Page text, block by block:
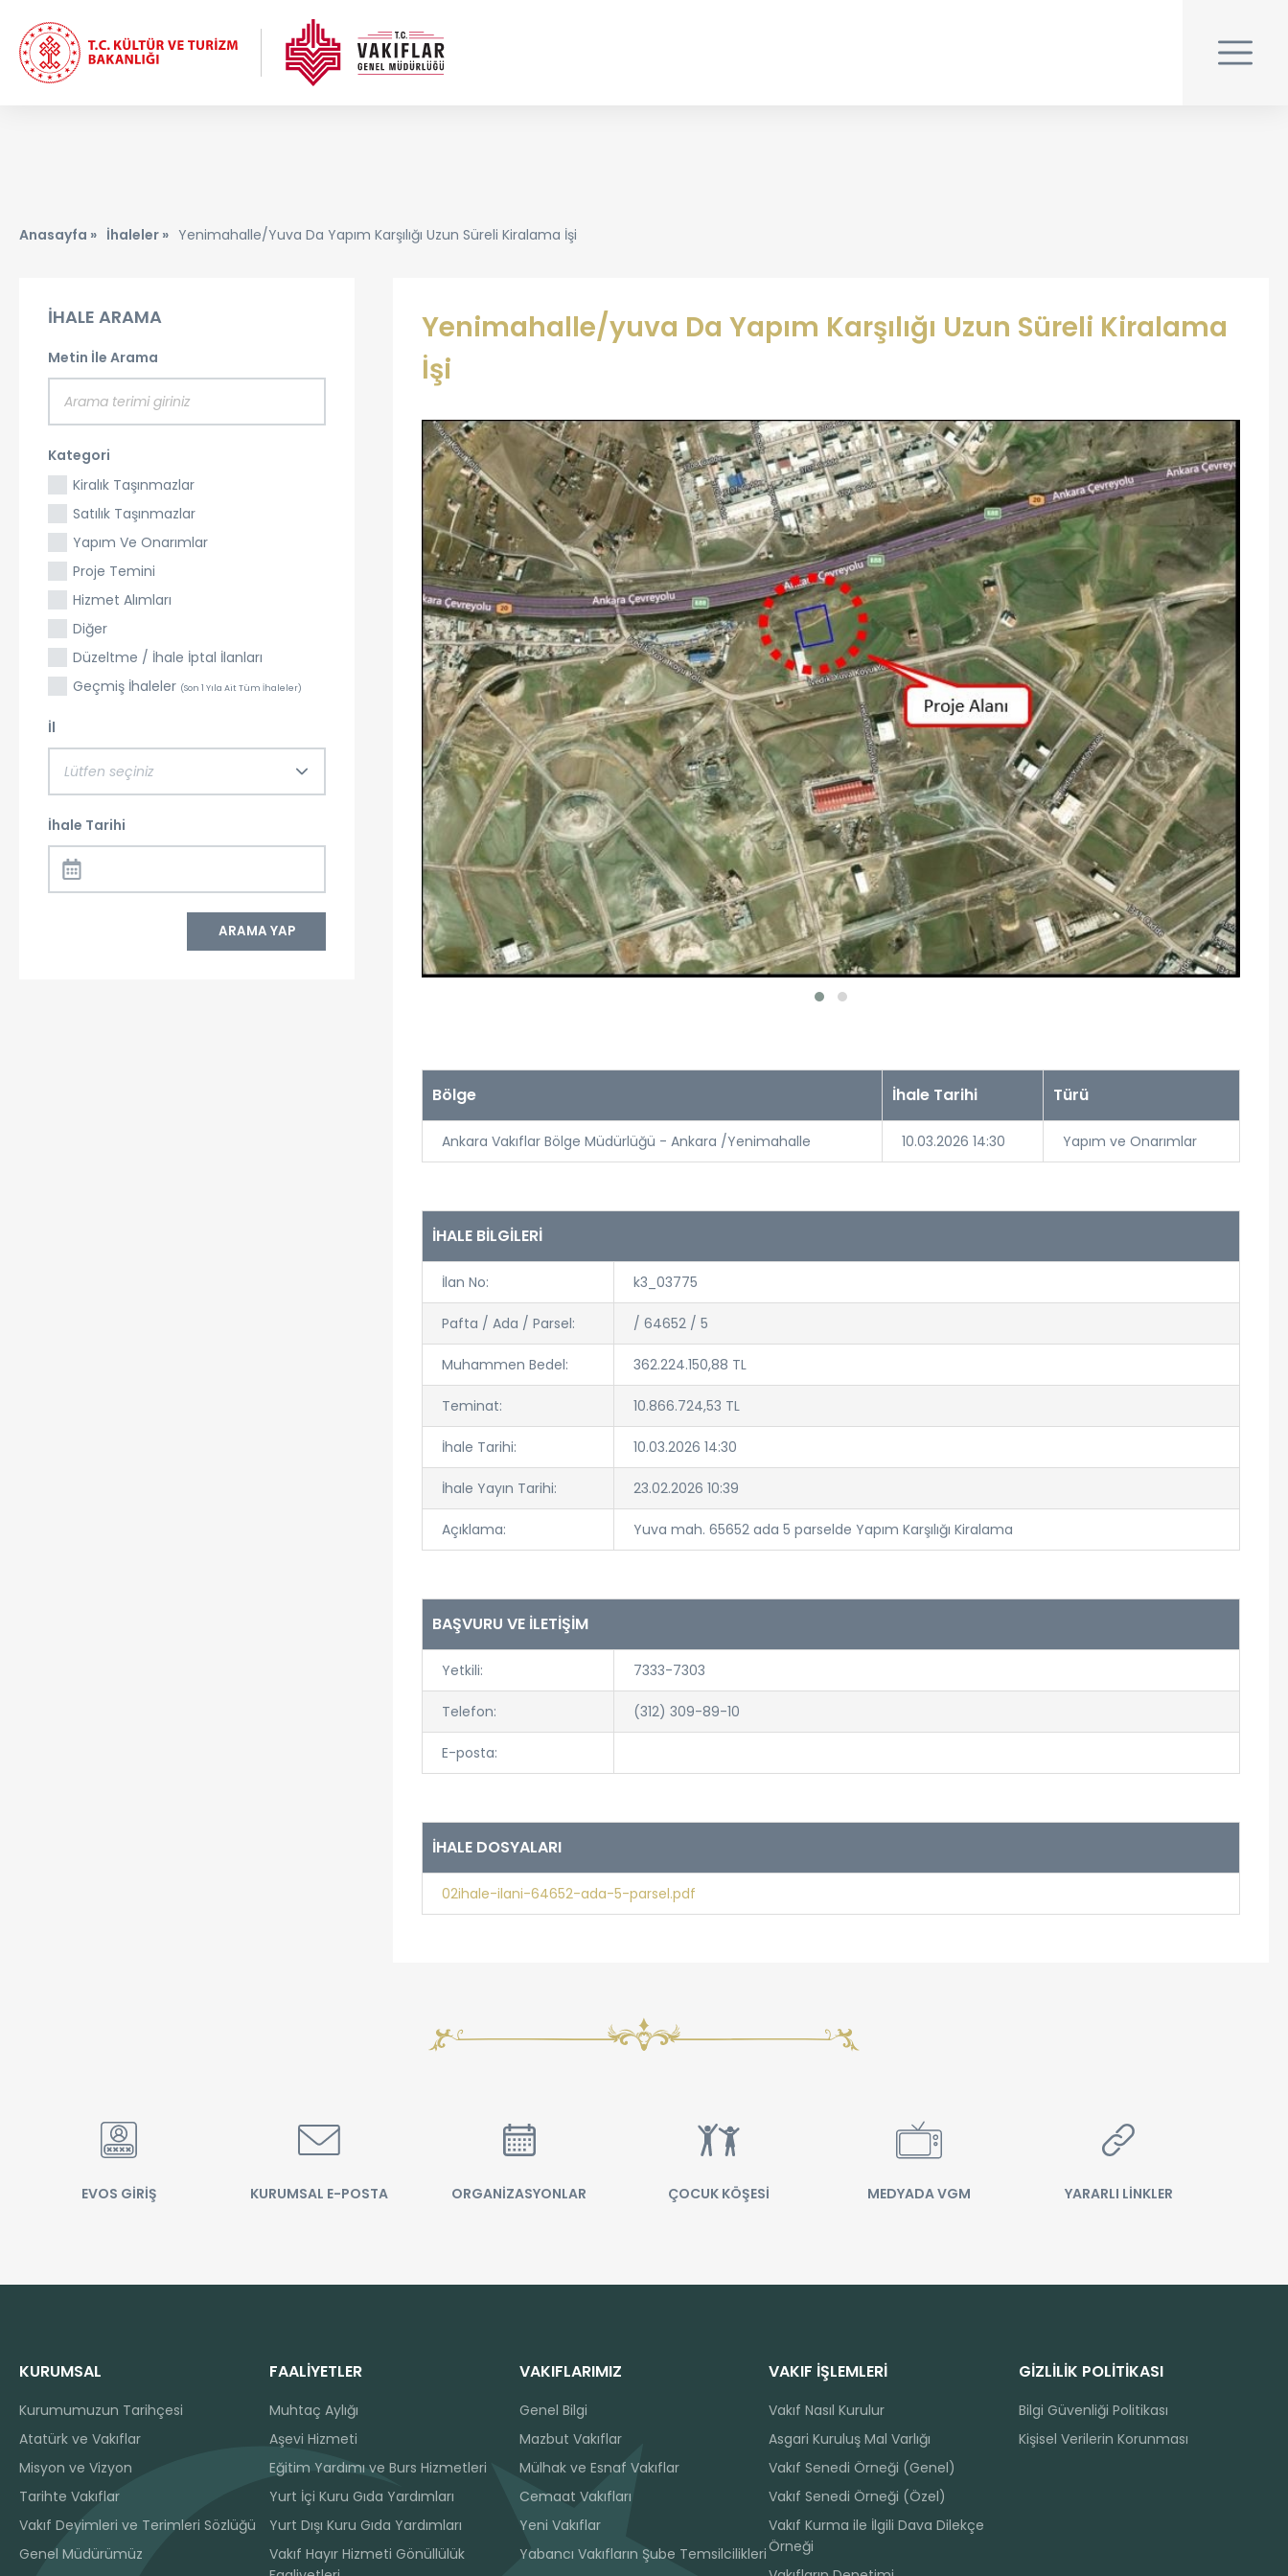
Anasayfa » İhaleler » Yenimahalle/yuva Da Yapım Karşılığı Uzun Süreli Kiralama İşi
İHALE ARAMA
Metin İle Arama
Kategori
Kiralık Taşınmazlar
Satılık Taşınmazlar
Yapım Ve Onarımlar
Proje Temini
Hizmet Alımları
Diğer
Düzeltme / İhale İptal İlanları
Geçmiş İhaleler (Son 1 Yıla Ait Tüm İhaleler)
İl
Lütfen seçiniz
İhale Tarihi
Yenimahalle/yuva Da Yapım Karşılığı Uzun Süreli Kiralama
İşi
Bölge İhale Tarihi Türü
Ankara Vakıflar Bölge Müdürlüğü - Ankara /Yenimahalle 10.03.2026 14:30 Yapım ve Onarımlar
İHALE BİLGİLERİ
İlan No: k3_03775
Pafta / Ada / Parsel: / 64652 / 5
Muhammen Bedel: 362.224.150,88 TL
Teminat: 10.866.724,53 TL
İhale Tarihi: 10.03.2026 14:30
İhale Yayın Tarihi: 23.02.2026 10:39
Açıklama: Yuva mah. 65652 ada 5 parselde Yapım Karşılığı Kiralama
BAŞVURU VE İLETİŞİM
Yetkili: 7333-7303
Telefon: (312) 309-89-10
E-posta:
İHALE DOSYALARI
02ihale-ilani-64652-ada-5-parsel.pdf
EVOS GİRİŞ KURUMSAL E-POSTA ORGANİZASYONLAR ÇOCUK KÖŞESİ MEDYADA VGM YARARLI LİNKLER
KURUMSAL
Kurumumuzun Tarihçesi
Atatürk ve Vakıflar
Misyon ve Vizyon
Tarihte Vakıflar
Vakıf Deyimleri ve Terimleri Sözlüğü
Genel Müdürümüz
FAALİYETLER
Muhtaç Aylığı
Aşevi Hizmeti
Eğitim Yardımı ve Burs Hizmetleri
Yurt İçi Kuru Gıda Yardımları
Yurt Dışı Kuru Gıda Yardımları
Vakıf Hayır Hizmeti Gönüllülük
VAKIFLARIMIZ
Genel Bilgi
Mazbut Vakıflar
Mülhak ve Esnaf Vakıflar
Cemaat Vakıfları
Yeni Vakıflar
Yabancı Vakıfların Şube Temsilcilikleri
VAKIF İŞLEMLERİ
Vakıf Nasıl Kurulur
Asgari Kuruluş Mal Varlığı
Vakıf Senedi Örneği (Genel)
Vakıf Senedi Örneği (Özel)
Vakıf Kurma ile İlgili Dava Dilekçe
Örneği
GİZLİLİK POLİTİKASI
Bilgi Güvenliği Politikası
Kişisel Verilerin Korunması